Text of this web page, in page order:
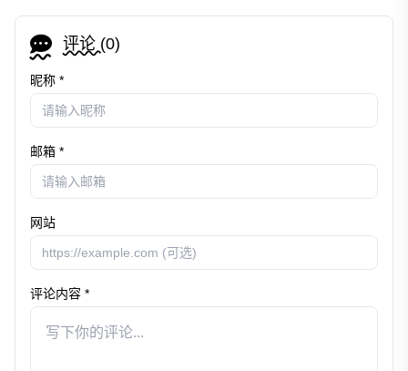
评论 (0)
昵称 *
邮箱 *
网站
评论内容 *